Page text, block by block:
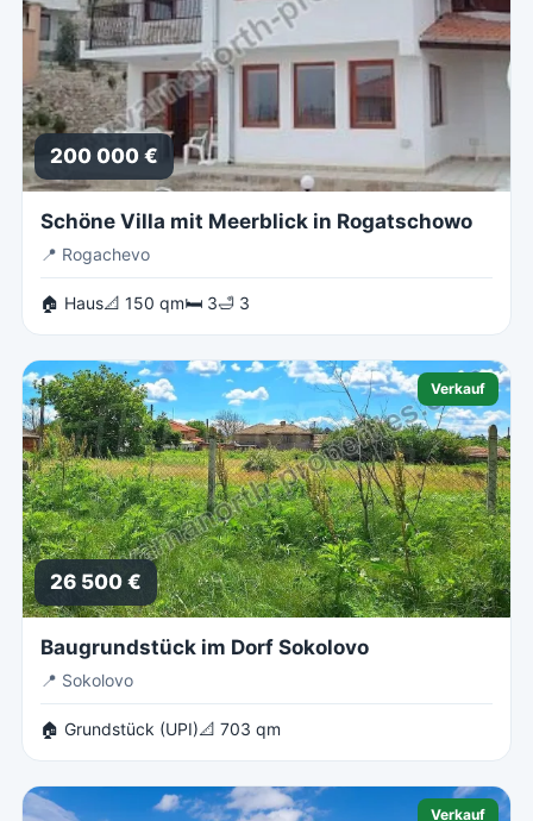
200 000 €
Schöne Villa mit Meerblick in Rogatschowo
📍 Rogachevo
🏠 Haus📐 150 qm🛏 3🛁 3
Verkauf
26 500 €
Baugrundstück im Dorf Sokolovo
📍 Sokolovo
🏠 Grundstück (UPI)📐 703 qm
Verkauf